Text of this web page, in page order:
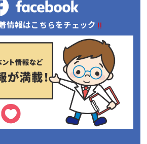
情報はこちらをチェック